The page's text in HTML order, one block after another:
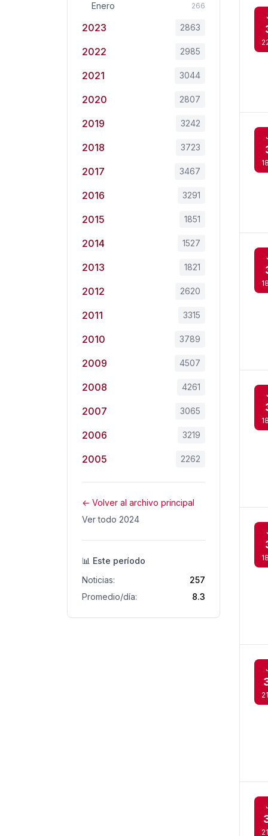
Enero 266
2023 2863
2022 2985
2021 3044
2020 2807
2019 3242
2018 3723
2017 3467
2016 3291
2015 1851
2014 1527
2013 1821
2012 2620
2011 3315
2010 3789
2009 4507
2008 4261
2007 3065
2006 3219
2005 2262
← Volver al archivo principal
Ver todo 2024
📊 Este período
Noticias:
257
Promedio/día:
8.3